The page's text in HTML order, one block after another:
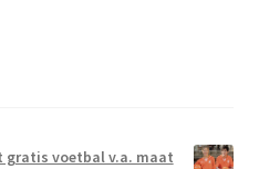
gratis voetbal v.a. maat